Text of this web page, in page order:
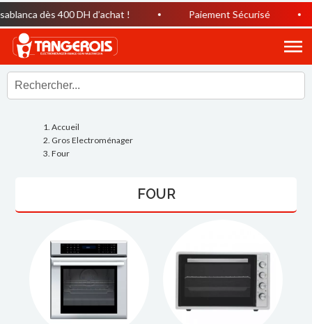
dès 400 DH d’achat ! Paiement Sécurisé
Accueil
Gros Electroménager
Four
FOUR